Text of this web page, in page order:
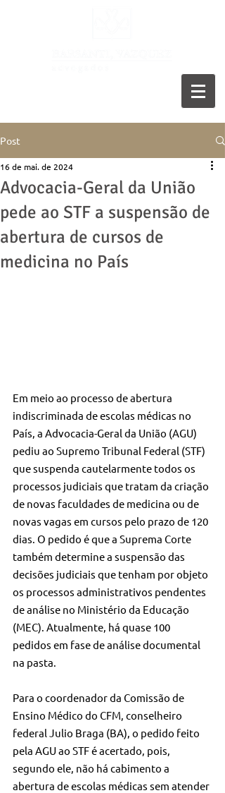
Post
Advocacia-Geral da União
pede ao STF a suspensão de
abertura de cursos de
medicina no País
16 de mai. de 2024
Em meio ao processo de abertura
indiscriminada de escolas médicas no
País, a Advocacia-Geral da União (AGU)
pediu ao Supremo Tribunal Federal (STF)
que suspenda cautelarmente todos os
processos judiciais que tratam da criação
de novas faculdades de medicina ou de
novas vagas em cursos pelo prazo de 120
dias. O pedido é que a Suprema Corte
também determine a suspensão das
decisões judiciais que tenham por objeto
os processos administrativos pendentes
de análise no Ministério da Educação
(MEC). Atualmente, há quase 100
pedidos em fase de análise documental
na pasta.
Para o coordenador da Comissão de
Ensino Médico do CFM, conselheiro
federal Julio Braga (BA), o pedido feito
pela AGU ao STF é acertado, pois,
segundo ele, não há cabimento a
abertura de escolas médicas sem atender